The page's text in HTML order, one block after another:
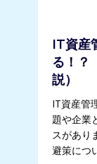
IT資産
る！？
説）
IT資産管
題や企業
スがあり
避策につ